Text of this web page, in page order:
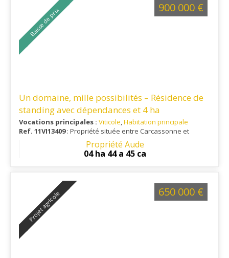
Baisse de prix
Un domaine, mille possibilités – Résidence de
standing avec dépendances et 4 ha
Vocations principales : Viticole,Habitation principale
Ref. 11VI13409: Propriété située entre Carcassonne et
Limoux, à 1 heure du littoral et à 25 minutes d'un aéroport
Propriété Aude
04 ha 44 a 45 ca
900 000 €
Projet agricole 650 000 €